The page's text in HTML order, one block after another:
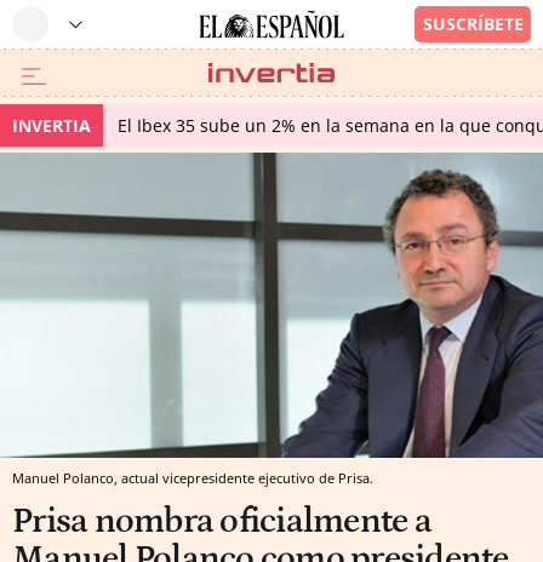
INVERTIA El Ibex 35 sube un 2% en la semana en la que
Manuel Polanco, actual vicepresidente ejecutivo de Prisa.
Prisa nombra oficialmente a